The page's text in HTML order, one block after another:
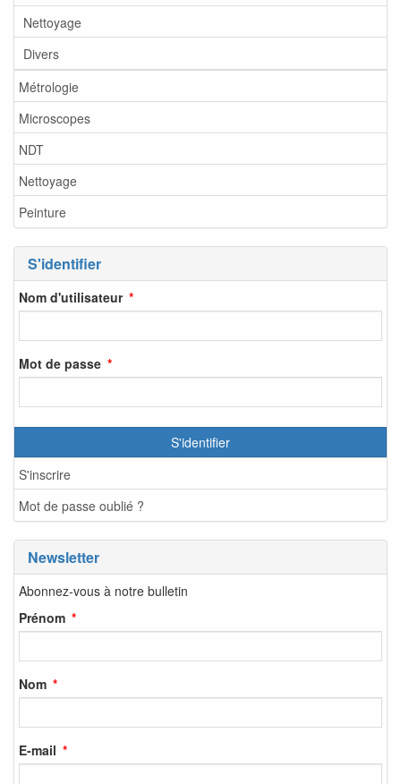
Nettoyage
Divers
Métrologie
Microscopes
NDT
Nettoyage
Peinture
S'identifier
Nom d'utilisateur
Mot de passe
S'identifier
S'inscrire
Mot de passe oublié ?
Newsletter
Abonnez-vous à notre bulletin
Prénom
Nom
E-mail